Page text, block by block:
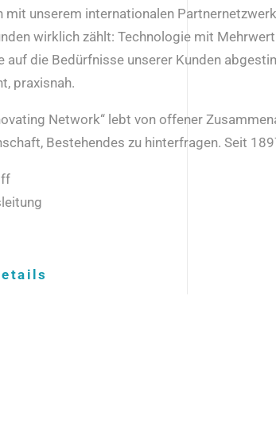
mit unserem internationalen
wirklich zählt: Technologie mit
auf die Bedürfnisse unserer Kunden
praxisnah.
Network“ lebt von offener
Bestehendes zu hinterfragen. Seit